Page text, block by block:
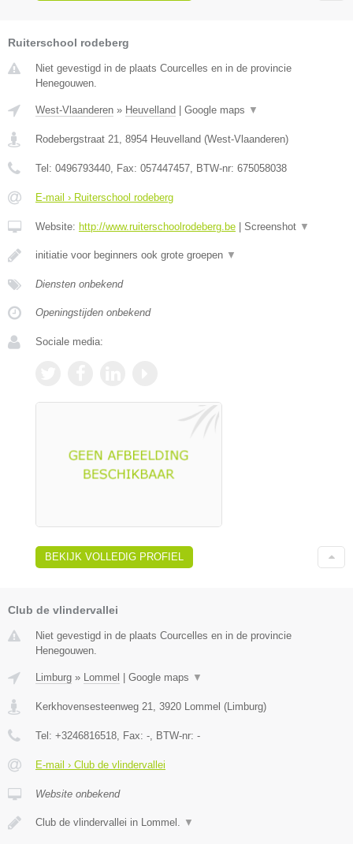
Ruiterschool rodeberg
Niet gevestigd in de plaats Courcelles en in de provincie
Henegouwen.
West-Vlaanderen » Heuvelland Google maps ▼
Rodebergstraat 21 8954 Heuvelland (West-Vlaanderen)
Tel: 0496793440 , Fax: 057447457 , BTW-nr: 675058038
E-mail › Ruiterschool rodeberg
Website: http://www.ruiterschoolrodeberg.be Screenshot ▼
initiatie voor beginners ook grote groepen ▼
Diensten onbekend
Openingstijden onbekend
Sociale media:
BEKIJK VOLLEDIG PROFIEL
Club de vlindervallei
Niet gevestigd in de plaats Courcelles en in de provincie
Henegouwen.
Limburg » Lommel | Google maps ▼
Kerkhovensesteenweg 21 3920 Lommel (Limburg)
Tel: +3246816518 , Fax: - , BTW-nr: -
E-mail › Club de vlindervallei
Website onbekend
Club de vlindervallei in Lommel. ▼